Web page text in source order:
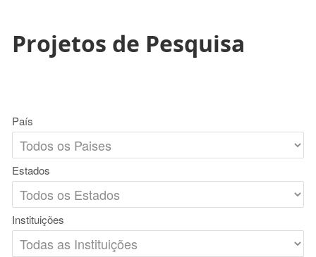
Projetos de Pesquisa
País
Estados
Instituições